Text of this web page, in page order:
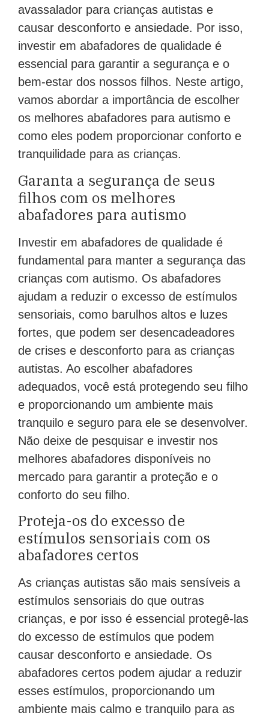
avassalador para crianças autistas e
causar desconforto e ansiedade. Por isso,
investir em abafadores de qualidade é
essencial para garantir a segurança e o
bem-estar dos nossos filhos. Neste artigo,
vamos abordar a importância de escolher
os melhores abafadores para autismo e
como eles podem proporcionar conforto e
tranquilidade para as crianças.
Garanta a segurança de seus
filhos com os melhores
abafadores para autismo
Investir em abafadores de qualidade é
fundamental para manter a segurança das
crianças com autismo. Os abafadores
ajudam a reduzir o excesso de estímulos
sensoriais, como barulhos altos e luzes
fortes, que podem ser desencadeadores
de crises e desconforto para as crianças
autistas. Ao escolher abafadores
adequados, você está protegendo seu filho
e proporcionando um ambiente mais
tranquilo e seguro para ele se desenvolver.
Não deixe de pesquisar e investir nos
melhores abafadores disponíveis no
mercado para garantir a proteção e o
conforto do seu filho.
Proteja-os do excesso de
estímulos sensoriais com os
abafadores certos
As crianças autistas são mais sensíveis a
estímulos sensoriais do que outras
crianças, e por isso é essencial protegê-las
do excesso de estímulos que podem
causar desconforto e ansiedade. Os
abafadores certos podem ajudar a reduzir
esses estímulos, proporcionando um
ambiente mais calmo e tranquilo para as